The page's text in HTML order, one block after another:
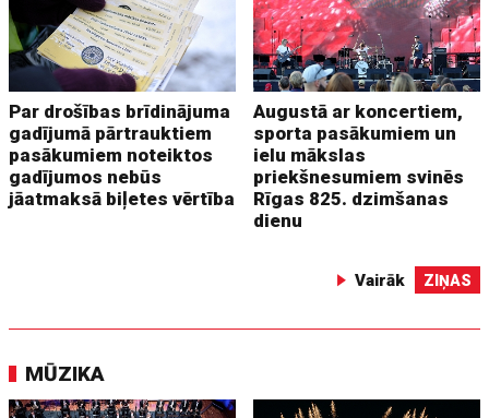
Par drošības brīdinājuma
gadījumā pārtrauktiem
pasākumiem noteiktos
gadījumos nebūs
jāatmaksā biļetes vērtība
Augustā ar koncertiem,
sporta pasākumiem un
ielu mākslas
priekšnesumiem svinēs
Rīgas 825. dzimšanas
dienu
Vairāk ZIŅAS
MŪZIKA